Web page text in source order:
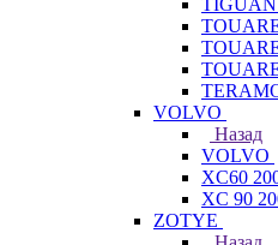
TIGUAN
VOLVO
Назад
VOLVO
XC60
XC 90
ZOTYE